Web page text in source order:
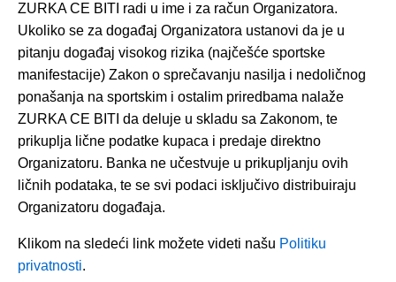
ZURKA CE BITI radi u ime i za račun Organizatora.
Ukoliko se za događaj Organizatora ustanovi da je u
pitanju događaj visokog rizika (najčešće sportske
manifestacije) Zakon o sprečavanju nasilja i nedoličnog
ponašanja na sportskim i ostalim priredbama nalaže
ZURKA CE BITI da deluje u skladu sa Zakonom, te
prikuplja lične podatke kupaca i predaje direktno
Organizatoru. Banka ne učestvuje u prikupljanju ovih
ličnih podataka, te se svi podaci isključivo distribuiraju
Organizatoru događaja.
Klikom na sledeći link možete videti našu Politiku
privatnosti.